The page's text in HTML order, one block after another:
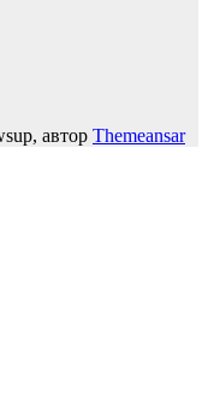
автор Themeansar